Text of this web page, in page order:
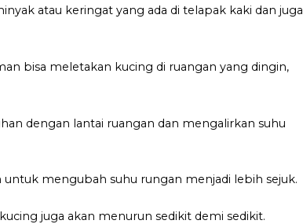
atau keringat yang ada di telapak kaki dan juga
bisa meletakan kucing di ruangan yang dingin,
dengan lantai ruangan dan mengalirkan suhu
mengubah suhu rungan menjadi lebih sejuk.
juga akan menurun sedikit demi sedikit.